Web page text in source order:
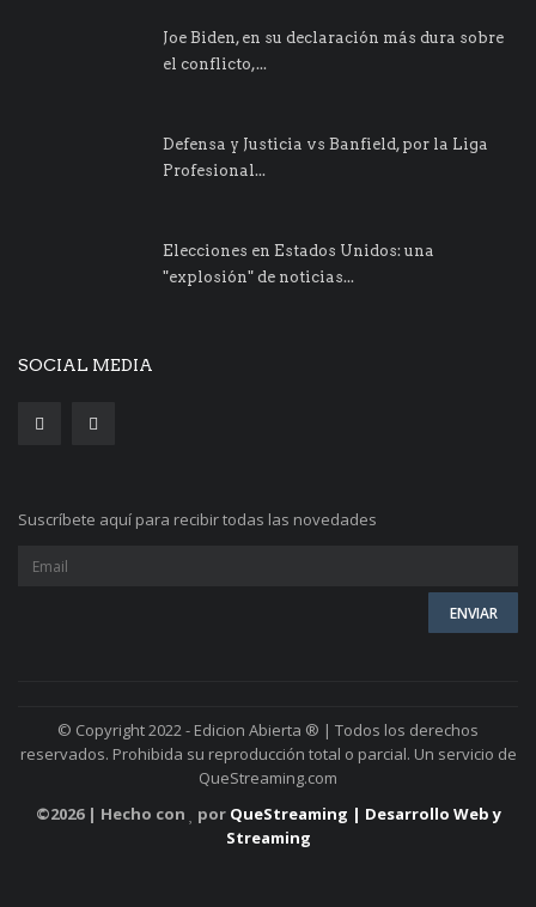
Joe Biden, en su declaración más dura sobre
el conflicto,...
Defensa y Justicia vs Banfield, por la Liga
Profesional...
Elecciones en Estados Unidos: una
"explosión" de noticias...
SOCIAL MEDIA
Suscríbete aquí para recibir todas las novedades
© Copyright 2022 - Edicion Abierta ® | Todos los derechos
reservados. Prohibida su reproducción total o parcial. Un servicio de
QueStreaming.com
©2026 | Hecho con por QueStreaming | Desarrollo Web y
Streaming